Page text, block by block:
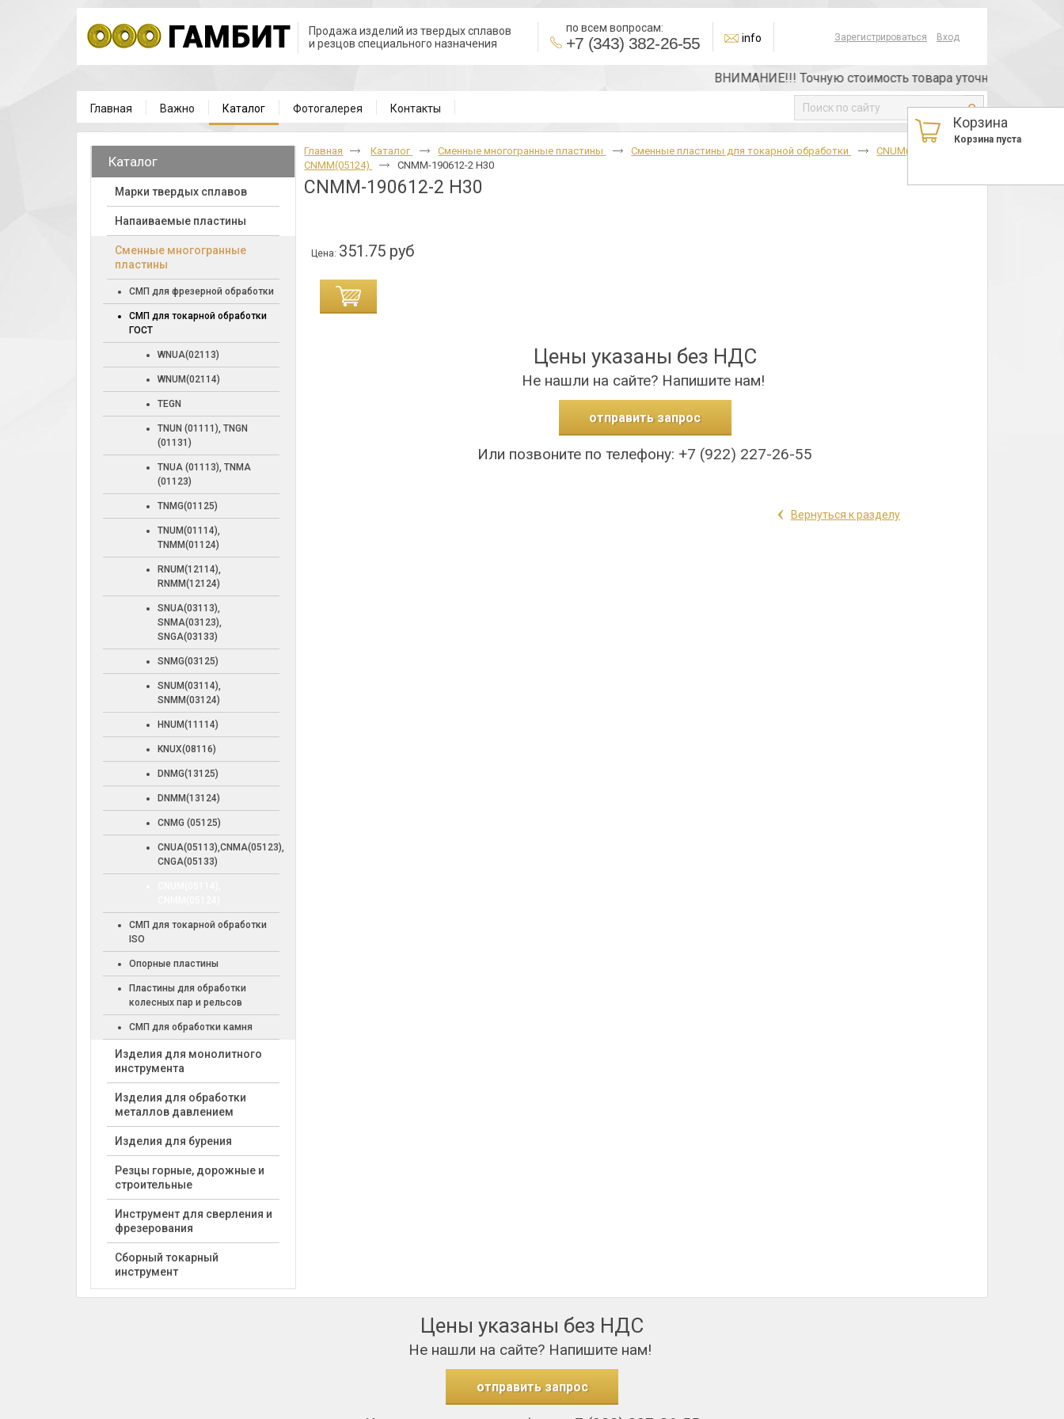
Зарегистрироваться Вход
Продажа изделий из твердых сплавов
и резцов специального назначения
по всем вопросам:
+7 (343) 382-26-55 info
ВНИМАНИЕ!!! Точную стоимость товара уточняйте у
Главная Важно Каталог Фотогалерея Контакты
Корзина
Корзина пуста
Каталог
Марки твердых сплавов
Напаиваемые пластины
Cменные многогранные
пластины
СМП для фрезерной обработки
СМП для токарной обработки
ГОСТ
WNUA(02113)
WNUM(02114)
TEGN
TNUN (01111), TNGN
(01131)
TNUA (01113), TNMA
(01123)
TNMG(01125)
TNUM(01114),
TNMM(01124)
RNUM(12114),
RNMM(12124)
SNUA(03113),
SNMA(03123),
SNGA(03133)
SNMG(03125)
SNUM(03114),
SNMM(03124)
HNUM(11114)
KNUX(08116)
DNMG(13125)
DNMM(13124)
CNMG (05125)
CNUA(05113),CNMA(05123),
CNGA(05133)
СМП для токарной обработки
ISO
Опорные пластины
Пластины для обработки
колесных пар и рельсов
СМП для обработки камня
Изделия для монолитного
инструмента
Изделия для обработки
металлов давлением
Изделия для бурения
Резцы горные, дорожные и
строительные
Инструмент для сверления и
фрезерования
Сборный токарный
инструмент
Главная Каталог Cменные многогранные пластины Сменные пластины для токарной обработки
CNUM(05114),
CNMM(05124)
CNMM-190612-2 H30
CNMM-190612-2 H30
Цена: 351.75 руб
Цены указаны без НДС
Не нашли на сайте? Напишите нам!
отправить запрос
Или позвоните по телефону: +7 (922) 227-26-55
‹ Вернуться к разделу
Цены указаны без НДС
Не нашли на сайте? Напишите нам!
отправить запрос